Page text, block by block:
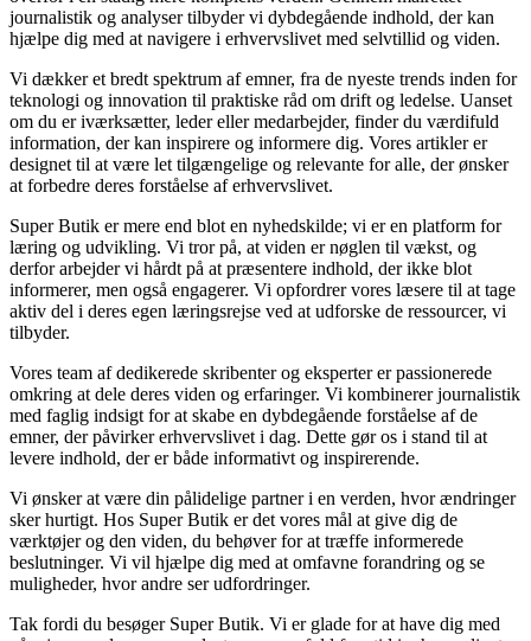
journalistik og analyser tilbyder vi dybdegående indhold, der kan
hjælpe dig med at navigere i erhvervslivet med selvtillid og viden.
Vi dækker et bredt spektrum af emner, fra de nyeste trends inden for
teknologi og innovation til praktiske råd om drift og ledelse. Uanset
om du er iværksætter, leder eller medarbejder, finder du værdifuld
information, der kan inspirere og informere dig. Vores artikler er
designet til at være let tilgængelige og relevante for alle, der ønsker
at forbedre deres forståelse af erhvervslivet.
Super Butik er mere end blot en nyhedskilde; vi er en platform for
læring og udvikling. Vi tror på, at viden er nøglen til vækst, og
derfor arbejder vi hårdt på at præsentere indhold, der ikke blot
informerer, men også engagerer. Vi opfordrer vores læsere til at tage
aktiv del i deres egen læringsrejse ved at udforske de ressourcer, vi
tilbyder.
Vores team af dedikerede skribenter og eksperter er passionerede
omkring at dele deres viden og erfaringer. Vi kombinerer journalistik
med faglig indsigt for at skabe en dybdegående forståelse af de
emner, der påvirker erhvervslivet i dag. Dette gør os i stand til at
levere indhold, der er både informativt og inspirerende.
Vi ønsker at være din pålidelige partner i en verden, hvor ændringer
sker hurtigt. Hos Super Butik er det vores mål at give dig de
værktøjer og den viden, du behøver for at træffe informerede
beslutninger. Vi vil hjælpe dig med at omfavne forandring og se
muligheder, hvor andre ser udfordringer.
Tak fordi du besøger Super Butik. Vi er glade for at have dig med